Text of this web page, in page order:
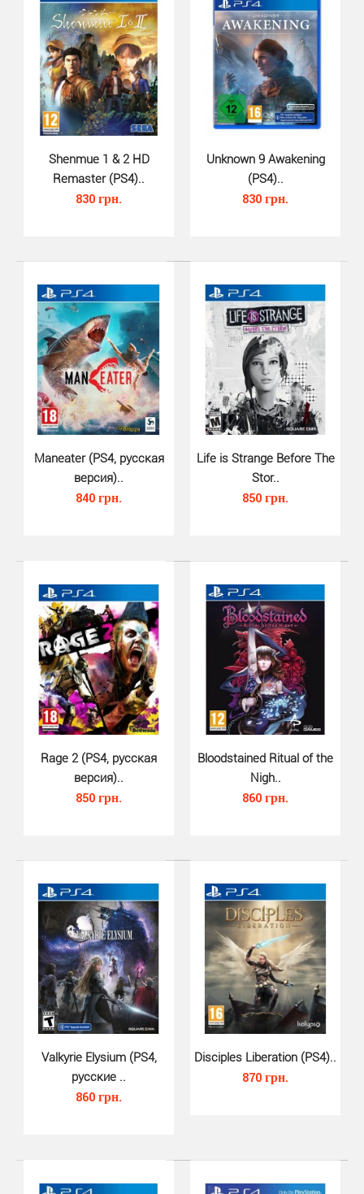
620 грн.
Dungeons 3 Complete Edition для PS4 - видеоигра,
изданная компанией Kalypso Media, которая является ..
620 грн.
ELEX для PS4 - это классная динамическая РПГ от
планет..
Final Fantasy VIII Remastered (..
640 грн.
Final Fantasy VIII Remastered PS4 рассказывает
Галь..
Shenmue 1 & 2 HD
Remaster (PS4)..
830 грн.
Unknown 9 Awakening
(PS4)..
830 грн.
Maneater (PS4, русская
версия)..
840 грн.
Life is Strange Before The
Stor..
850 грн.
Rage 2 (PS4, русская
версия)..
850 грн.
Bloodstained Ritual of the
Nigh..
860 грн.
Valkyrie Elysium (PS4,
русские ..
860 грн.
Disciples Liberation (PS4)..
870 грн.